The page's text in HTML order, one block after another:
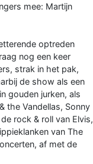
mee: Martijn
optreden
nog een keer
strak in het pak,
de show als een
gouden jurken, als
the Vandellas, Sonny
rock & roll van Elvis,
van The
af met de